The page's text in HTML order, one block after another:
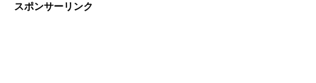
スポンサーリンク